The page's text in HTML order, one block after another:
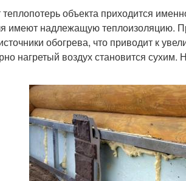
объекта приходится
имеют надлежащую теплоизоляцию.
обогрева, что приводит к
нагретый воздух становится